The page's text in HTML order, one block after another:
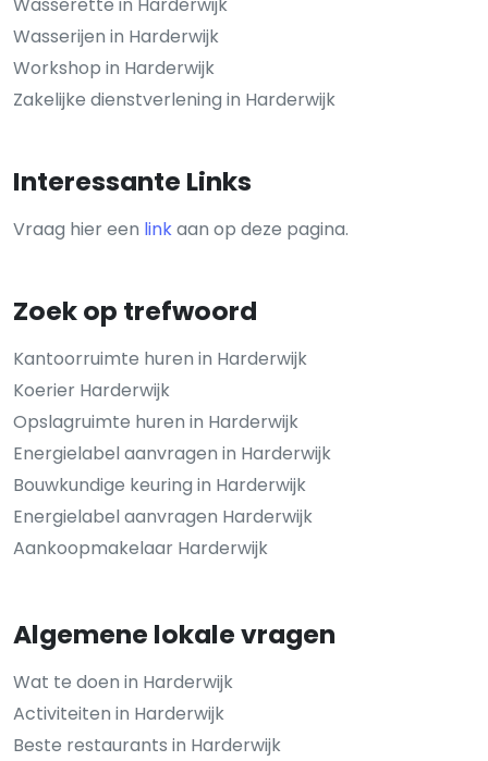
Wasserette in Harderwijk
Wasserijen in Harderwijk
Workshop in Harderwijk
Zakelijke dienstverlening in Harderwijk
Interessante Links
Vraag hier een linkaan op deze pagina.
Zoek op trefwoord
Kantoorruimte huren in Harderwijk
Koerier Harderwijk
Opslagruimte huren in Harderwijk
Energielabel aanvragen in Harderwijk
Bouwkundige keuring in Harderwijk
Energielabel aanvragen Harderwijk
Aankoopmakelaar Harderwijk
Algemene lokale vragen
Wat te doen in Harderwijk
Activiteiten in Harderwijk
Beste restaurants in Harderwijk